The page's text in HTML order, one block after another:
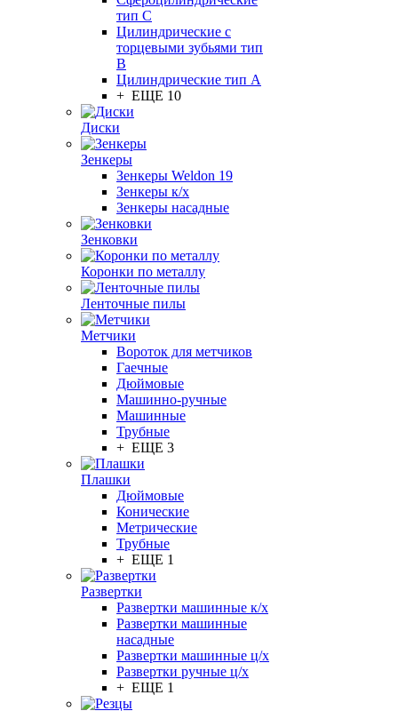
тип C
Цилиндрические с
торцевыми зубьями тип
B
Цилиндрические тип А
+ ЕЩЕ 10
Диски
Зенкеры
Зенкеры Weldon 19
Зенкеры к/х
Зенкеры насадные
Зенковки
Коронки по металлу
Ленточные пилы
Метчики
Вороток для метчиков
Гаечные
Дюймовые
Машинно-ручные
Машинные
Трубные
+ ЕЩЕ 3
Плашки
Дюймовые
Конические
Метрические
Трубные
+ ЕЩЕ 1
Развертки
Развертки машинные к/х
Развертки машинные
насадные
Развертки машинные ц/х
Развертки ручные ц/х
+ ЕЩЕ 1